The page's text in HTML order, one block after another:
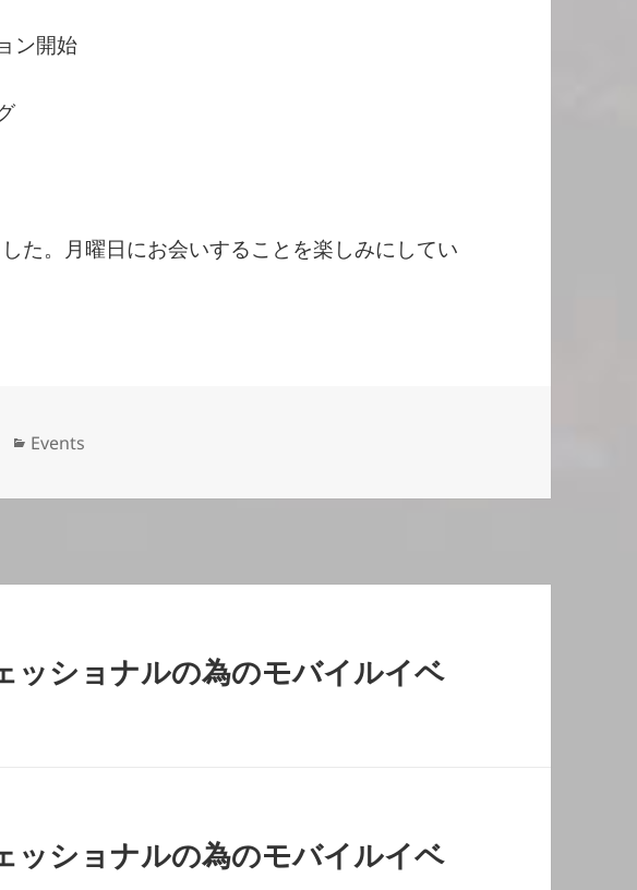
ン開始
た。月曜日にお会いすることを楽しみにしてい
Categories
Events
ッショナルの為のモバイルイベ
ッショナルの為のモバイルイベ